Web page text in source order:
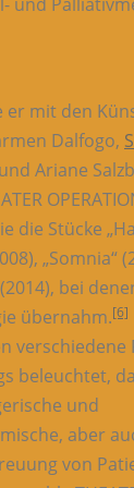
er mit den
Dalfogo,
Ariane
die Stücke
„Somnia“
bei
übernahm.[6]
verschiedene
beleuchtet,
und
aber
von